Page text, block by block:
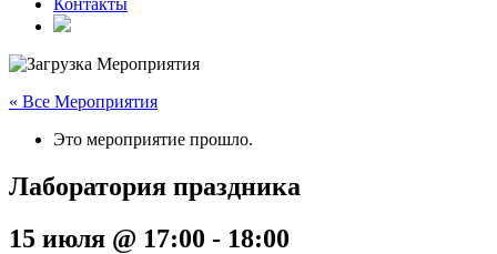
Контакты
« Все Мероприятия
Это мероприятие прошло.
Лаборатория праздника
15 июля @ 17:00 - 18:00